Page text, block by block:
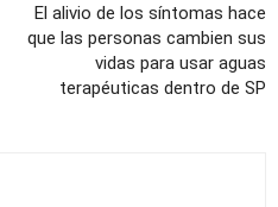
El alivio de los síntomas hace
que las personas cambien sus
vidas para usar aguas
terapéuticas dentro de SP